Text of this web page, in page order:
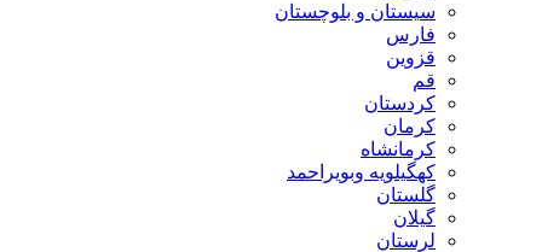
سیستان و بلوچستان
فارس
قزوین
قم
کردستان
کرمان
کرمانشاه
کهگیلویه وبویراحمد
گلستان
گیلان
لرستان